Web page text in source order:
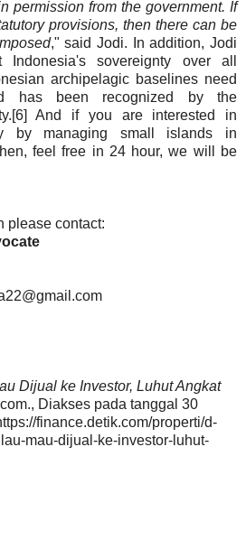
permission from the government. If
provisions, then there can be
," said Jodi. In addition, Jodi
sovereignty over all
archipelagic baselines need
has been recognized by the
And if you are interested in
by managing small islands in
feel free in 24 hour, we will be
please contact:
Dijual ke Investor, Luhut Angkat
Diakses pada tanggal 30
finance.detik.com/properti/d-
mau-dijual-ke-investor-luhut-